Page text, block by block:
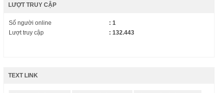
LƯỢT TRUY CẬP
Số người online
: 1
Lượt truy cập
: 132.443
TEXT LINK